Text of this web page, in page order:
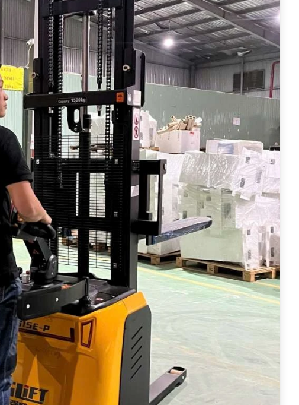
Tay Điện Mini 2 Tấn
Lithium | EPT20E
1 đ
Xe Nâng Tay Điện Mini 1.5
Tấn Lithium | EPT15V